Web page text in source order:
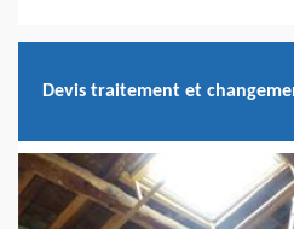
Devis traitement et